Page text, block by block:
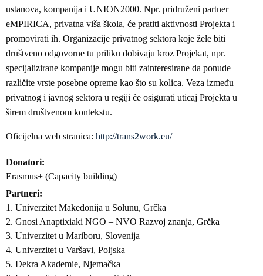
ustanova, kompanija i UNION2000. Npr. pridruženi partner
eMPIRICA, privatna viša škola, će pratiti aktivnosti Projekta i
promovirati ih. Organizacije privatnog sektora koje žele biti
društveno odgovorne tu priliku dobivaju kroz Projekat, npr.
specijalizirane kompanije mogu biti zainteresirane da ponude
različite vrste posebne opreme kao što su kolica. Veza između
privatnog i javnog sektora u regiji će osigurati uticaj Projekta u
širem društvenom kontekstu.
Oficijelna web stranica: http://trans2work.eu/
Donatori
Erasmus+ (Capacity building)
Partneri
1. Univerzitet Makedonija u Solunu, Grčka
2. Gnosi Anaptixiaki NGO – NVO Razvoj znanja, Grčka
3. Univerzitet u Mariboru, Slovenija
4. Univerzitet u Varšavi, Poljska
5. Dekra Akademie, Njemačka